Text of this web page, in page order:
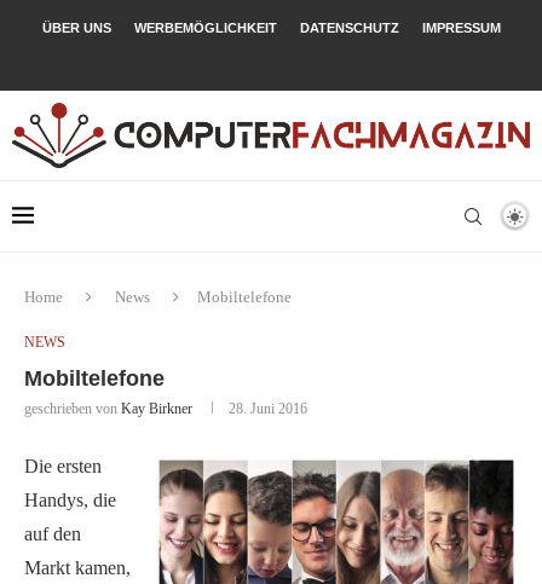
ÜBER UNS WERBEMÖGLICHKEIT DATENSCHUTZ IMPRESSUM
Home News Mobiltelefone
NEWS
Mobiltelefone
geschrieben von Kay Birkner 28. Juni 2016
Die ersten
Handys, die
auf den
Markt kamen,